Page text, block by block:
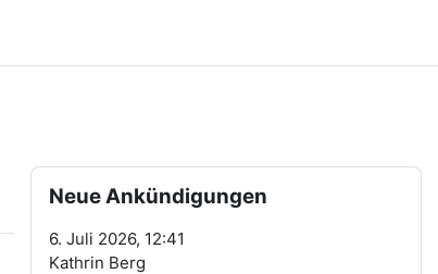
Blöcke
Neue Ankündigungen überspringen
Neue Ankündigungen
6. Juli 2026, 12:41
Kathrin Berg